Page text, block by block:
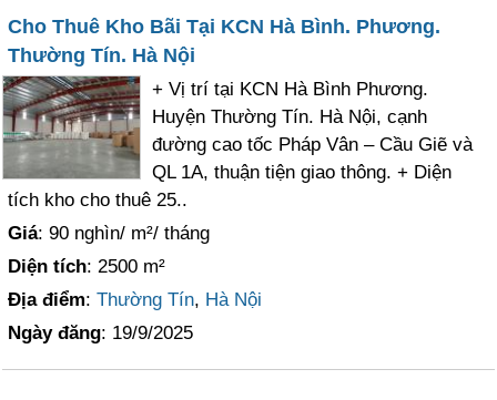
Cho Thuê Kho Bãi Tại KCN Hà Bình. Phương.
Thường Tín. Hà Nội
+ Vị trí tại KCN Hà Bình Phương.
Huyện Thường Tín. Hà Nội, cạnh
đường cao tốc Pháp Vân – Cầu Giẽ và
QL 1A, thuận tiện giao thông. + Diện
tích kho cho thuê 25..
Giá: 90 nghìn/ m²/ tháng
Diện tích: 2500 m²
Địa điểm:Thường Tín, Hà Nội
Ngày đăng: 19/9/2025